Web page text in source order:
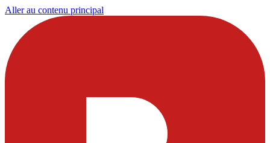
Aller au contenu principal